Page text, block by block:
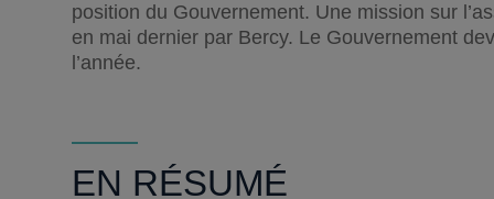
position du Gouvernement. Une mission sur
en mai dernier par Bercy. Le Gouvernement
l’année.
EN RÉSUMÉ